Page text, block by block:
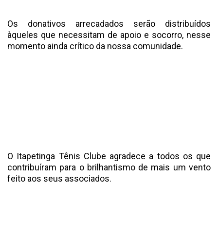
Os donativos arrecadados serão distribuídos
àqueles que necessitam de apoio e socorro, nesse
momento ainda crítico da nossa comunidade.
O Itapetinga Tênis Clube agradece a todos os que
contribuíram para o brilhantismo de mais um vento
feito aos seus associados.